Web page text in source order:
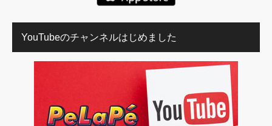
YouTubeのチャンネルはじめました